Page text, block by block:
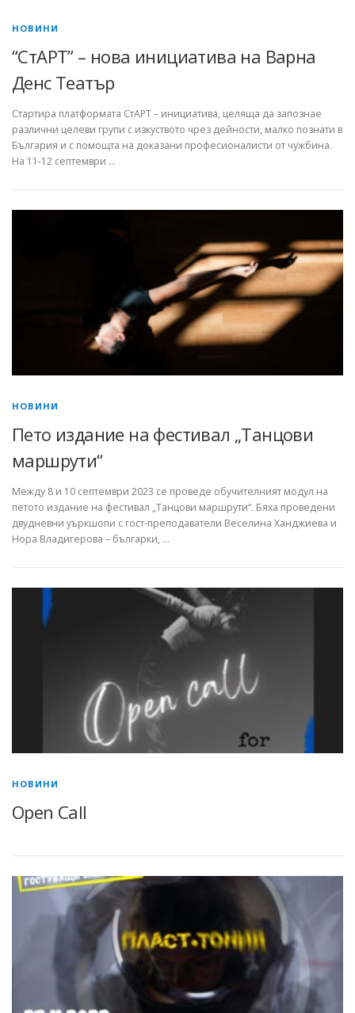
НОВИНИ
“СтАРТ” – нова инициатива на Варна
Денс Театър
Стартира платформата СтАРТ – инициатива, целяща да запознае
различни целеви групи с изкуството чрез дейности, малко познати в
България и с помощта на доказани професионалисти от чужбина.
На 11-12 септември …
НОВИНИ
Пето издание на фестивал „Танцови
маршрути“
Между 8 и 10 септември 2023 се проведе обучителният модул на
петото издание на фестивал „Танцови маршрути“. Бяха проведени
двудневни уъркшопи с гост-преподаватели Веселина Ханджиева и
Нора Владигерова – българки, …
НОВИНИ
Open Call